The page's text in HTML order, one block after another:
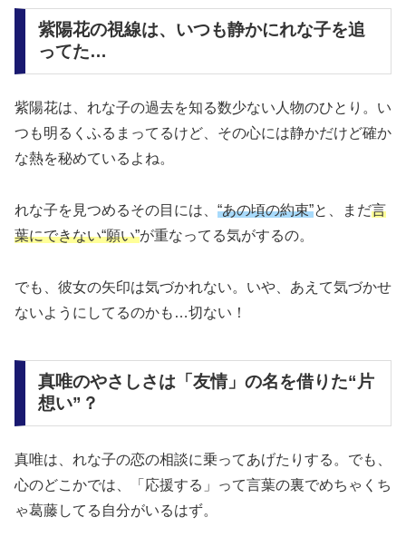
紫陽花の視線は、いつも静かにれな子を追
ってた…
紫陽花は、れな子の過去を知る数少ない人物のひとり。い
つも明るくふるまってるけど、その心には静かだけど確か
な熱を秘めているよね。
れな子を見つめるその目には、 “あの頃の約束”と、まだ言
葉にできない“願い”が重なってる気がするの。
でも、彼女の矢印は気づかれない。いや、 あえて気づかせ
ないようにしてるのかも…切ない！
真唯のやさしさは「友情」の名を借りた“片
想い”？
真唯は、れな子の恋の相談に乗ってあげたりする。でも、
心のどこかでは、
「応援する」って言葉の裏でめちゃくち
ゃ葛藤してる 自分がいるはず。